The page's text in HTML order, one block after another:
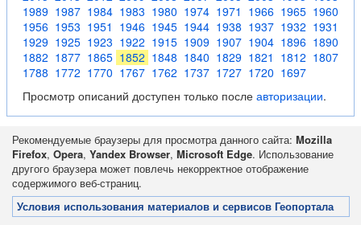
1989 1987 1984 1983 1980 1974 1971 1966 1965 1960
1956 1953 1951 1946 1945 1944 1938 1937 1932 1931
1929 1925 1923 1922 1915 1909 1907 1904 1896 1890
1882 1877 1865 1852 1848 1840 1829 1821 1812 1807
1788 1772 1770 1767 1762 1737 1727 1720 1697
Просмотр описаний доступен только после авторизации.
Рекомендуемые браузеры для просмотра данного сайта: Mozilla
Firefox, Opera, Yandex Browser, Microsoft Edge. Использование
другого браузера может повлечь некорректное отображение
содержимого веб-страниц.
Условия использования материалов и сервисов Геопортала